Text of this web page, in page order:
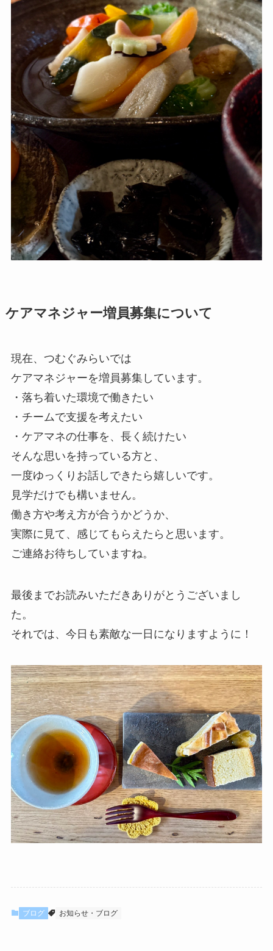
ケアマネジャー増員募集について
現在、つむぐみらいでは
ケアマネジャーを増員募集しています。
・落ち着いた環境で働きたい
・チームで支援を考えたい
・ケアマネの仕事を、長く続けたい
そんな思いを持っている方と、
一度ゆっくりお話しできたら嬉しいです。
見学だけでも構いません。
働き方や考え方が合うかどうか、
実際に見て、感じてもらえたらと思います。
ご連絡お待ちしていますね。
最後までお読みいただきありがとうございまし
た。
それでは、今日も素敵な一日になりますように！
ブログ お知らせ・ブログ